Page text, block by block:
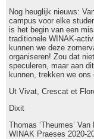
Nog heuglijk nieuws:
campus voor elke
is het begin van een
traditionele WINAK-
kunnen we deze
organiseren! Zou dat
speculeren, maar aan
kunnen, trekken we ons
Ut Vivat, Crescat et
Dixit
Thomas ‘Theumes’ Van
WINAK Praeses 2020-